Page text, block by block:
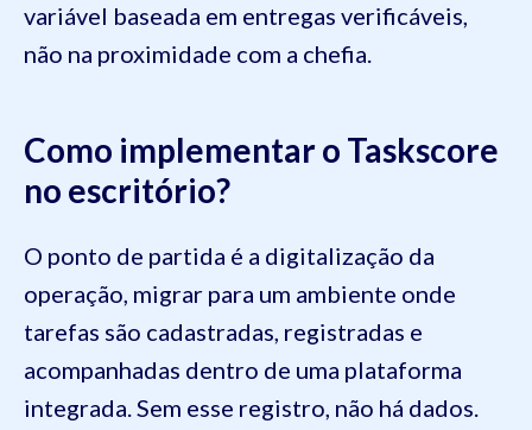
variável baseada em entregas verificáveis,
não na proximidade com a chefia.
Como implementar o Taskscore
no escritório?
O ponto de partida é a digitalização da
operação, migrar para um ambiente onde
tarefas são cadastradas, registradas e
acompanhadas dentro de uma plataforma
integrada. Sem esse registro, não há dados.